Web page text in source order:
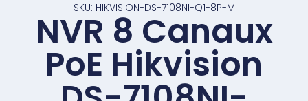
SKU: HIKVISION-DS-7108NI-Q1-8P-M
NVR 8 Canaux
PoE Hikvision